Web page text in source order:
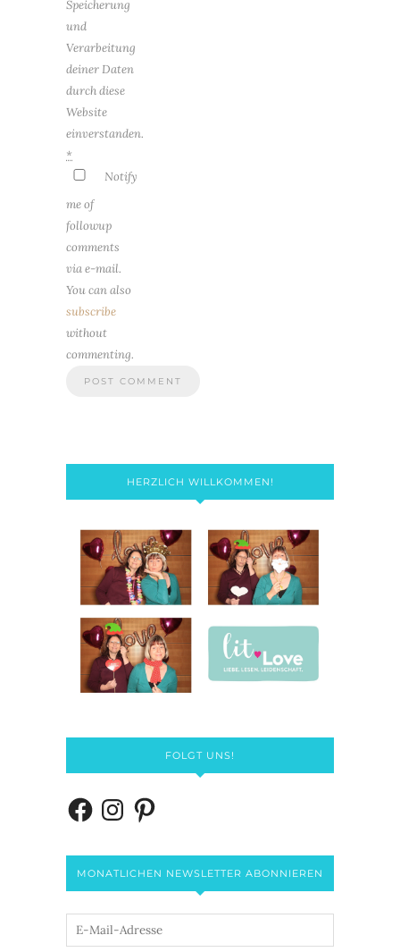
Speicherung
und
Verarbeitung
deiner Daten
durch diese
Website
einverstanden.
*
Notify
me of
followup
comments
via e-mail.
You can also
subscribe
without
commenting.
HERZLICH WILLKOMMEN!
FOLGT UNS!
MONATLICHEN NEWSLETTER ABONNIEREN